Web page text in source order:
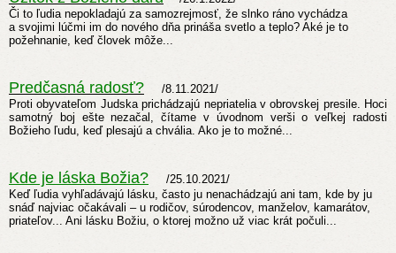
Či to ľudia nepokladajú za samozrejmosť, že slnko ráno vychádza
a svojimi lúčmi im do nového dňa prináša svetlo a teplo? Aké je to
požehnanie, keď človek môže...
Predčasná radosť?
/8.11.2021/
Proti obyvateľom Judska prichádzajú nepriatelia v obrovskej presile. Hoci
samotný boj ešte nezačal, čítame v úvodnom verši o veľkej radosti
Božieho ľudu, keď plesajú a chvália. Ako je to možné...
Kde je láska Božia? /25.10.2021/
Keď ľudia vyhľadávajú lásku, často ju nenachádzajú ani tam, kde by ju
snáď najviac očakávali – u rodičov, súrodencov, manželov, kamarátov,
priateľov... Ani lásku Božiu, o ktorej možno už viac krát počuli...